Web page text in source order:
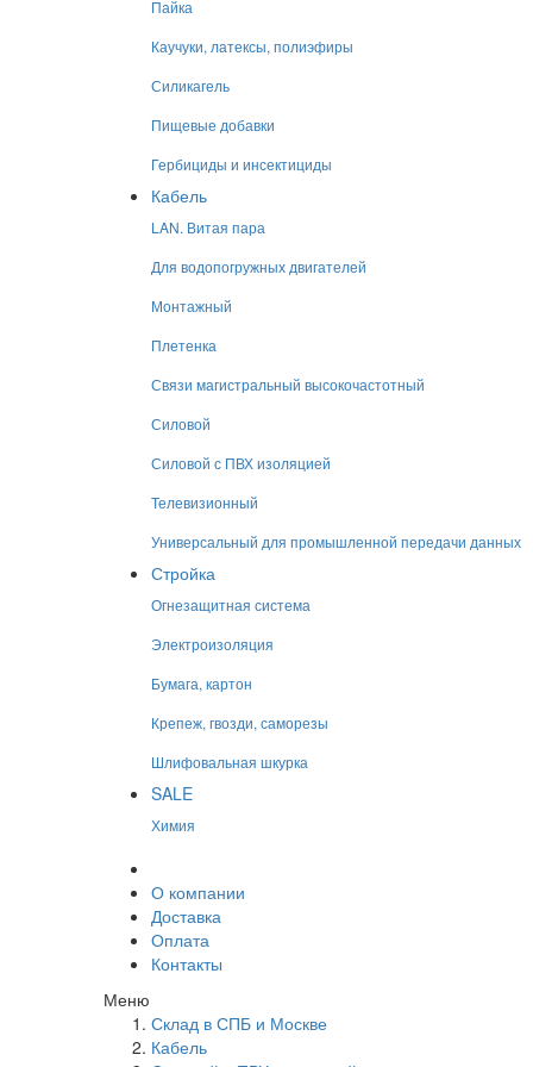
Пайка
Каучуки, латексы, полиэфиры
Силикагель
Пищевые добавки
Гербициды и инсектициды
Кабель
LAN. Витая пара
Для водопогружных двигателей
Монтажный
Плетенка
Связи магистральный высокочастотный
Силовой
Силовой с ПВХ изоляцией
Телевизионный
Универсальный для промышленной передачи данных
Стройка
Огнезащитная система
Электроизоляция
Бумага, картон
Крепеж, гвозди, саморезы
Шлифовальная шкурка
SALE
Химия
О компании
Доставка
Оплата
Контакты
Меню
Склад в СПБ и Москве
Кабель